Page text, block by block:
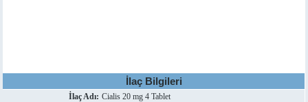
İlaç Bilgileri
İlaç Adı: Cialis 20 mg 4 Tablet